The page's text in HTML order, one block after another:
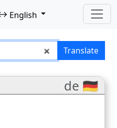
English
Translate
de 🇩🇪